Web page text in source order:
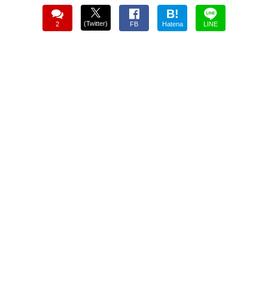
2 (Twitter) FB
B!
Hatena LINE